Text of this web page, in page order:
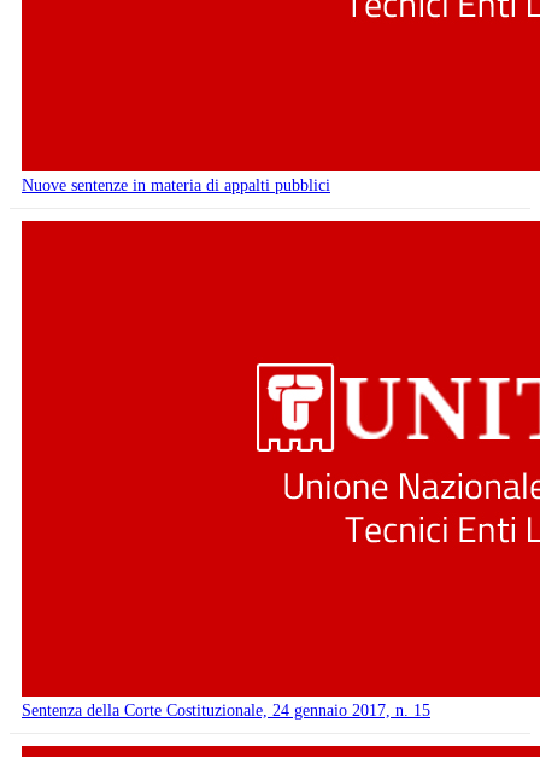
Nuove sentenze in materia di appalti pubblici
Sentenza della Corte Costituzionale, 24 gennaio 2017, n. 15